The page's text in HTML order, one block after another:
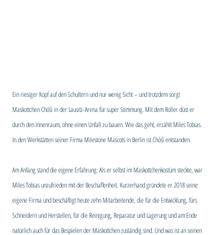
Ein riesiger Kopf auf den Schultern und nur wenig Sicht – und trotzdem sorgt
Maskottchen Chóśi in der Lausitz-Arena für super Stimmung. Mit dem Roller düst er
durch den Innenraum, ohne einen Unfall zu bauen. Wie das geht, erzählt Miles Tobias.
In den Werkstätten seiner Firma Milestone Mascots in Berlin ist Chóśi entstanden.
Am Anfang stand die eigene Erfahrung: Als er selbst im Maskottchenkostüm steckte, war
Miles Tobias unzufrieden mit der Beschaffenheit. Kurzerhand gründete er 2018 seine
eigene Firma und beschäftigt heute zehn Mitarbeitende, die für die Entwicklung, fürs
Schneidern und Herstellen, für die Reinigung, Reparatur und Lagerung und am Ende
natürlich auch für das Bespielen der Maskottchen zuständig sind. Und was ist an seinen